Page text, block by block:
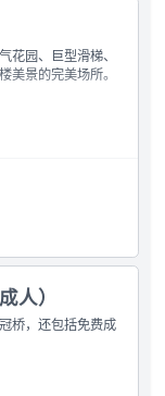
花园、巨型滑梯、
美景的完美场所。
人）
桥，还包括免费成